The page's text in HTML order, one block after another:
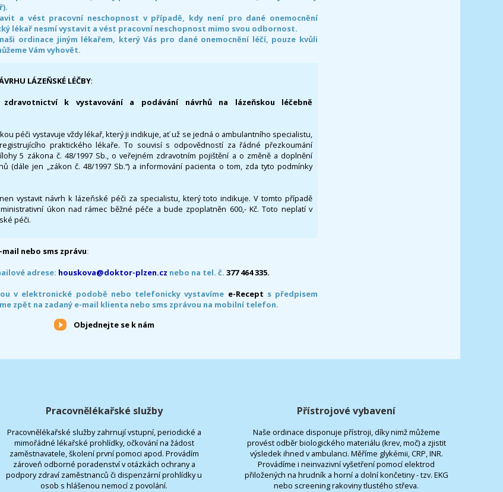
a vést pracovní neschopnost v případě, kdy není pro dané onemocnění
lékař nesmí vystavit a vést pracovní neschopnost mimo svou odbornost.
ordinace jiným lékařem, který Vás pro dané onemocnění léčí, pouze kvůli
Vám vyhovět.
LÁZEŇSKÉ LÉČBY:
zdravotnictví k vystavování a podávání návrhů na lázeňskou léčebně
péči vystavuje vždy lékař, který ji indikuje, ať už se jedná o ambulantního specialistu,
praktického lékaře. To souvisí s odpovědností za řádné přezkoumání
5 zákona č. 48/1997 Sb., o veřejném zdravotním pojištění a o změně a doplnění
(dále jen „zákon č. 48/1997 Sb.“) a informování pacienta o tom, zda tyto podmínky
vystavit návrh k lázeňské péči za specialistu, který toto indikuje. V tomto případě
úkon nad rámec běžné péče a bude zpoplatněn 600,- Kč. Toto neplatí v
péči.
nebo sms zprávu:
adrese: houskova@doktor-plzen.cz nebo na tel. č. 377 464 335.
v elektronické podobě nebo telefonicky vystavíme e-Recept s předpisem
zpět na zadaný e-mail klienta nebo sms zprávou na mobilní telefon.
Objednejte se k nám
Pracovnělékařské služby
Pracovnělékařské služby zahrnují vstupní, periodické a
mimořádné lékařské prohlídky, očkování na žádost
zaměstnavatele, školení první pomoci apod. Provádím
zároveň odborné poradenství v otázkách ochrany a
podpory zdraví zaměstnanců či dispenzární prohlídky u
osob s hlášenou nemocí z povolání.
Přístrojové vybavení
Naše ordinace disponuje přístroji, díky nimž můžeme
provést odběr biologického materiálu (krev, moč) a zjistit
výsledek ihned v ambulanci. Měříme glykémii, CRP, INR.
Provádíme i neinvazivní vyšetření pomocí elektrod
přiložených na hrudník a horní a dolní končetiny - tzv. EKG
nebo screening rakoviny tlustého střeva.